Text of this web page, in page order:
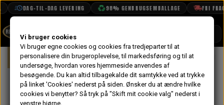
DAG-TIL-DAG LEVERING 98% GENBRUGSEMBALLAGE FRI
BOOK TID
PROJEKTER
TEKNISK DATA
Forside Mini Karrosseri Sider
Dørtrin med
Vi bruger cookies
Vi bruger egne cookies og cookies fra tredjeparter til at
personalisere din brugeroplevelse, til markedsføring og til at
undersøge, hvordan vores hjemmeside anvendes af
besøgende. Du kan altid tilbagekalde dit samtykke ved at trykke
på linket 'Cookies' nederst på siden. Ønsker du at ændre hvilke
cookies vi benytter? Så tryk på "Skift mit cookie valg" nederst i
venstre hjørne.